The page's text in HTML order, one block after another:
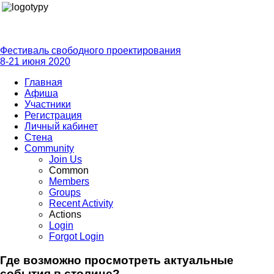
Фестиваль свободного проектирования
8-21 июня 2020
Главная
Афиша
Участники
Регистрация
Личный кабинет
Стена
Community
Join Us
Common
Members
Groups
Recent Activity
Actions
Login
Forgot Login
Где возможно просмотреть актуальные